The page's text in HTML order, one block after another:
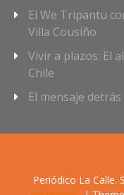
El We Tripantu
Villa Cousiño
Vivir a plazos: El
Chile
El mensaje
Periódico La Calle.